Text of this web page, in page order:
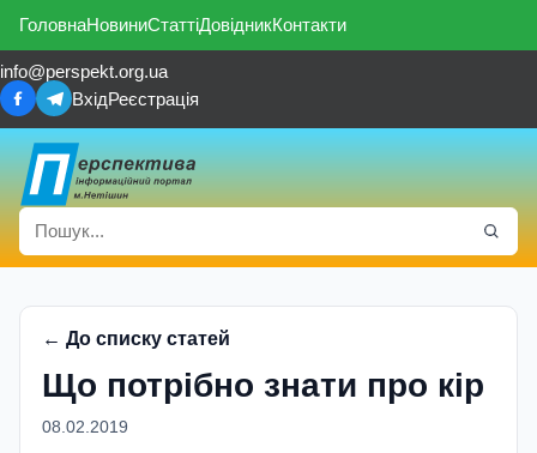
ГоловнаНовиниСтаттіДовідникКонтакти
info@perspekt.org.ua
ВхідРеєстрація
← До списку статей
Що потрібно знати про кір
08.02.2019